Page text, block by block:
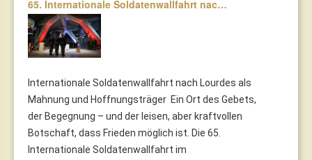
65. Internationale Soldatenwallfahrt nac…
Internationale Soldatenwallfahrt nach Lourdes als
Mahnung und Hoffnungsträger Ein Ort des Gebets,
der Begegnung – und der leisen, aber kraftvollen
Botschaft, dass Frieden möglich ist. Die 65.
Internationale Soldatenwallfahrt im